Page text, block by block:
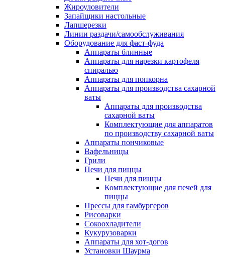
Жироуловители
Запайщики настольные
Лапшерезки
Линии раздачи/самообслуживания
Оборудование для фаст-фуда
Аппараты блинные
Аппараты для нарезки картофеля
спиралью
Аппараты для попкорна
Аппараты для производства сахарной
ваты
Аппараты для производства
сахарной ваты
Комплектующие для аппаратов
по производству сахарной ваты
Аппараты пончиковые
Вафельницы
Грили
Печи для пиццы
Печи для пиццы
Комплектующие для печей для
пиццы
Прессы для гамбургеров
Рисоварки
Сокоохладители
Кукурузоварки
Аппараты для хот-догов
Установки Шаурма